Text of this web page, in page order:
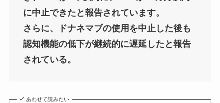
に中止できたと報告されています。
さらに、ドナネマブの使用を中止した後も
認知機能の低下が継続的に遅延したと報告
されている。
あわせて読みたい